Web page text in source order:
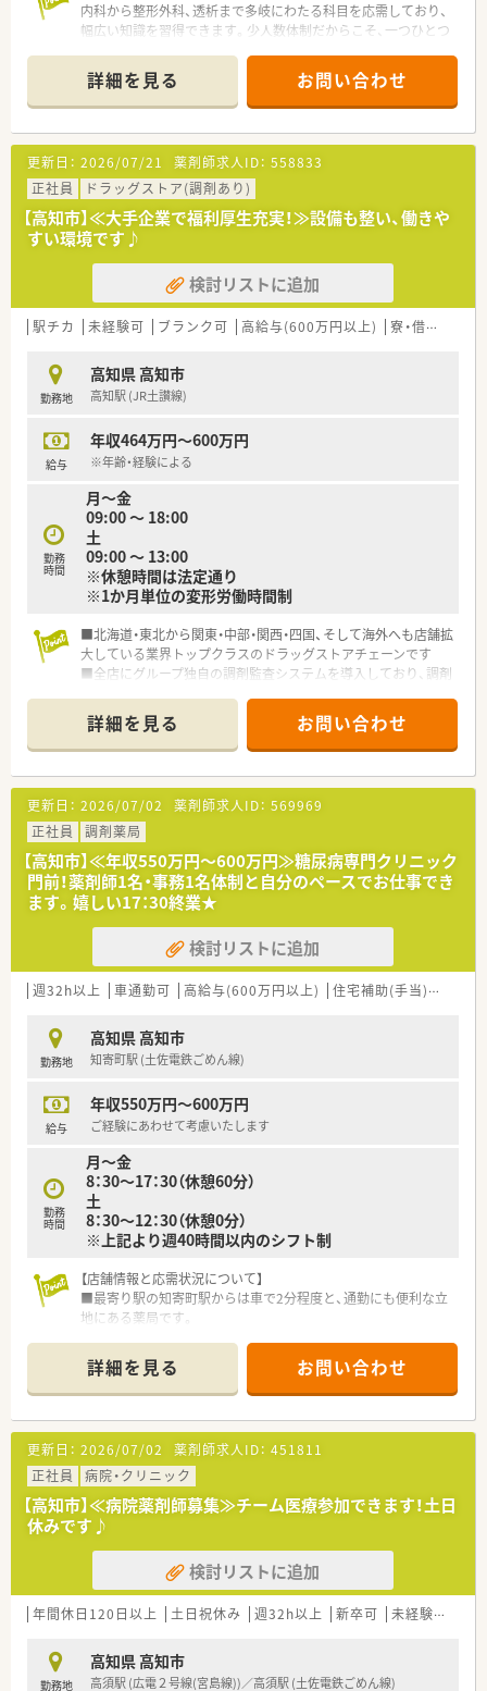
■週32時間以上の勤務を基本とした正社員採用となっており、
安定した雇用環境でキャリアを築くことが可能です。
効率的に調剤業務を進められる環境があります。
内科から整形外科、透析まで多岐にわたる科目を応需しており、
幅広い知識を習得できます。少人数体制だからこそ、一つひとつ
【店舗情報と応需状況について】
■鴨部駅からお車で8分ほどの立地にある、地域に根ざした落ち
着いた雰囲気の調剤薬局でございます。
■処方箋は1日に約60枚ほど応需しており、内科や外科、整形外
科など多岐にわたる科目を扱います。
■門前病院であるJCHO高知西病院からの処方箋を中心に、透析
等の専門的な分野も学ぶことが可能です。
【法人特徴について】
■高知県内にて2店舗の薬局を運営しており、創業から約27年を
迎える地域密着型の安定した企業です。
■勤続年数の長いスタッフが多く在籍しているため、定着率が高
く腰を据えて働ける環境が整っています。
トレスが少なく、馴染みやすい職場です。
【求人情報について】
600万円までご提示が可能でございます。
■完全週休2日制を採用しているため、週32時間以上の勤務を維
■昇給や年2回の賞与支給といった待遇面も充実しており、将来
を見据えて長く活躍いただける求人です。
【想定される業務内容】
■基本的な調剤業務や監査、服薬指導のほか、OTC医薬品の販売
など幅広い業務をご担当いただきます。
な症例に触れ、知識を深めることができます。
■患者様一人ひとりに寄り添った丁寧な服薬指導を大切にして
おり、地域医療への貢献を実感できる業務です。
詳細を見る お問い合わせ
更新日： 2026/07/21 薬剤師求人ID： 558833
正社員
ドラッグストア(調剤あり)
【高知市】≪大手企業で福利厚生充実！≫設備も整い、働きや
すい環境です♪
検討リストに追加
駅チカ 未経験可 ブランク可 高給与(600万円以上) 寮・借上社宅あり
勤務地
高知県 高知市
高知駅 (JR土讃線)
給与
年収464万円～600万円
※年齢・経験による
勤務
時間
月～金
09:00 ～ 18:00
土
09:00 ～ 13:00
※休憩時間は法定通り
※1か月単位の変形労働時間制
■北海道・東北から関東・中部・関西・四国、そして海外へも店舗拡
大している業界トップクラスのドラッグストアチェーンです
■全店にグループ独自の調剤監査システムを導入しており、調剤
医療を提供できる環境作りをしています
■時短勤務・借り上げ社宅・就業困難な期間の給与を補償する「ツ
ルハグループLTD制度」と長く安心・安定した勤務を確保できる
福利厚生が充実しています！
■現場でのキャリアップ以外にも、本部職では薬事教育部・在宅
推進部といった運営側へのキャリアパスも用意されており大手
ならではの充実したキャリアパスがあります
詳細を見る お問い合わせ
更新日： 2026/07/02 薬剤師求人ID： 569969
正社員
調剤薬局
【高知市】≪年収550万円～600万円≫糖尿病専門クリニック
門前！薬剤師1名・事務1名体制と自分のペースでお仕事でき
ます。嬉しい17：30終業★
検討リストに追加
週32h以上 車通勤可 高給与(600万円以上) 住宅補助(手当)あり
勤務地
高知県 高知市
知寄町駅 (土佐電鉄ごめん線)
給与
年収550万円～600万円
ご経験にあわせて考慮いたします
勤務
時間
月～金
8：30～17：30（休憩60分）
土
8：30～12：30（休憩0分）
※上記より週40時間以内のシフト制
【店舗情報と応需状況について】
■最寄り駅の知寄町駅からは車で2分程度と、通勤にも便利な立
地にある薬局です。
応需枚数は約20枚と落ち着いています。
■現在は薬剤師1名と事務員1名体制で運営しており、アットホ
ームな雰囲気です。
【募集背景と求める人物像について】
■将来の体制強化を見据え、ゆくゆくは管理薬剤師を担っていた
だける方を増員募集いたします。
■周囲のスタッフと円滑にコミュニケーションを取り、協力して
業務を進められる協調性を重視しています。
■調剤業務のご経験がある方で、地域医療に貢献したいという意
欲のある方のご応募をお待ちしております。
【求人情報について】
■これまでのご経験やスキルを十分に考慮し、年収550万円から
■年間休日は120日と充実しており、バースデイ休暇1日やリフ
レッシュ休暇2日も取得できます。
詳細を見る お問い合わせ
更新日： 2026/07/02 薬剤師求人ID： 451811
正社員
病院・クリニック
【高知市】≪病院薬剤師募集≫チーム医療参加できます！土日
休みです♪
検討リストに追加
年間休日120日以上 土日祝休み 週32h以上 新卒可 未経験可
勤務地
高知県 高知市
高須駅 (広電２号線(宮島線))／高須駅 (土佐電鉄ごめん線)